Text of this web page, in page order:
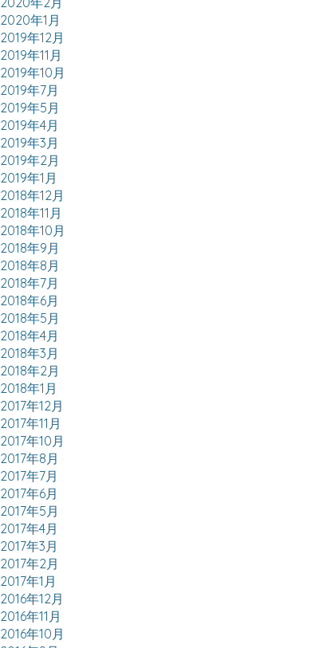
2020年1月
2019年12月
2019年11月
2019年10月
2019年7月
2019年5月
2019年4月
2019年3月
2019年2月
2019年1月
2018年12月
2018年11月
2018年10月
2018年9月
2018年8月
2018年7月
2018年6月
2018年5月
2018年4月
2018年3月
2018年2月
2018年1月
2017年12月
2017年11月
2017年10月
2017年8月
2017年7月
2017年6月
2017年5月
2017年4月
2017年3月
2017年2月
2017年1月
2016年12月
2016年11月
2016年10月